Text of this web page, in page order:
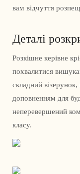
вам відчуття
Деталі
Розкішне керівне
похвалитися
складний
доповненням для
неперевершений
класу.